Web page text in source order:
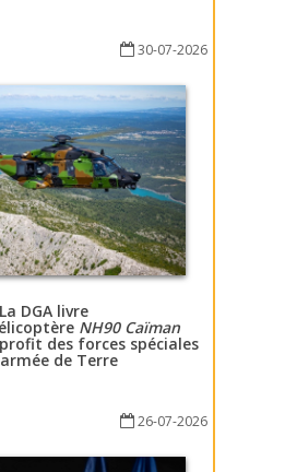
30-07-2026
La DGA livre
NH90 Caïman
des forces spéciales
de Terre
26-07-2026